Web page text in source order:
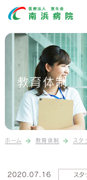
現在の募集
採用に関するお知らせ
教育体制
福利厚生のご紹介
Q＆A
教育体制
ホーム 教育体制 スタ
2020.07.16 スタ